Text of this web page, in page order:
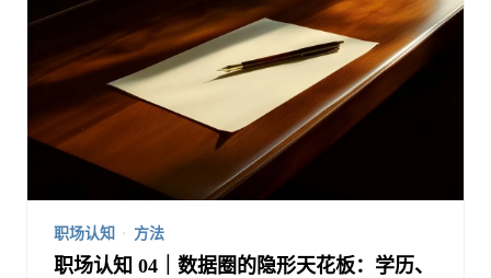
职场认知 · 方法
职场认知 04｜数据圈的隐形天花板：学历、